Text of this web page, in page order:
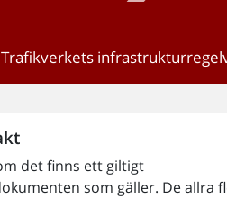
Trafikverkets
det finns ett giltigt
som gäller. De allra